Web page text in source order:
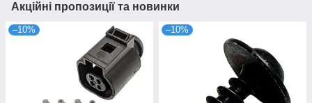
Акційні пропозиції та новинки
–10% –10%